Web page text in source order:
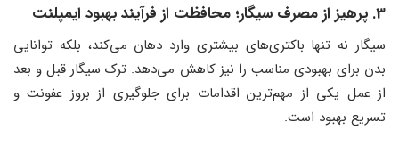
3. پرهیز از مصرف سیگار؛ محافظت از فرآیند بهبود ایمپلنت
سیگار نه تنها باکتری‌های بیشتری وارد دهان می‌کند، بلکه توانایی
بدن برای بهبودی مناسب را نیز کاهش می‌دهد. ترک سیگار قبل و بعد
از عمل یکی از مهم‌ترین اقدامات برای جلوگیری از بروز عفونت و
تسریع بهبود است.